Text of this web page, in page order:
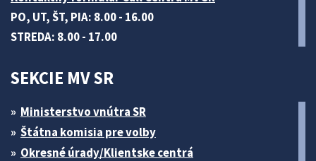
PO, UT, ŠT, PIA: 8.00 - 16.00
STREDA: 8.00 - 17.00
SEKCIE MV SR
Ministerstvo vnútra SR
Štátna komisia pre volby
Okresné úrady/Klientske centrá